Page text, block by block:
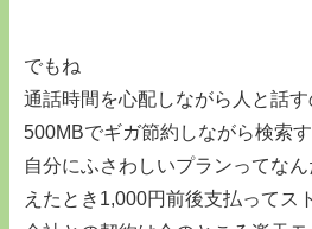
でもね
通話時間を心配しながら人と話す
500MBでギガ節約しながら検索す
自分にふさわしいプランってな
えたとき1,000円前後支払ってス